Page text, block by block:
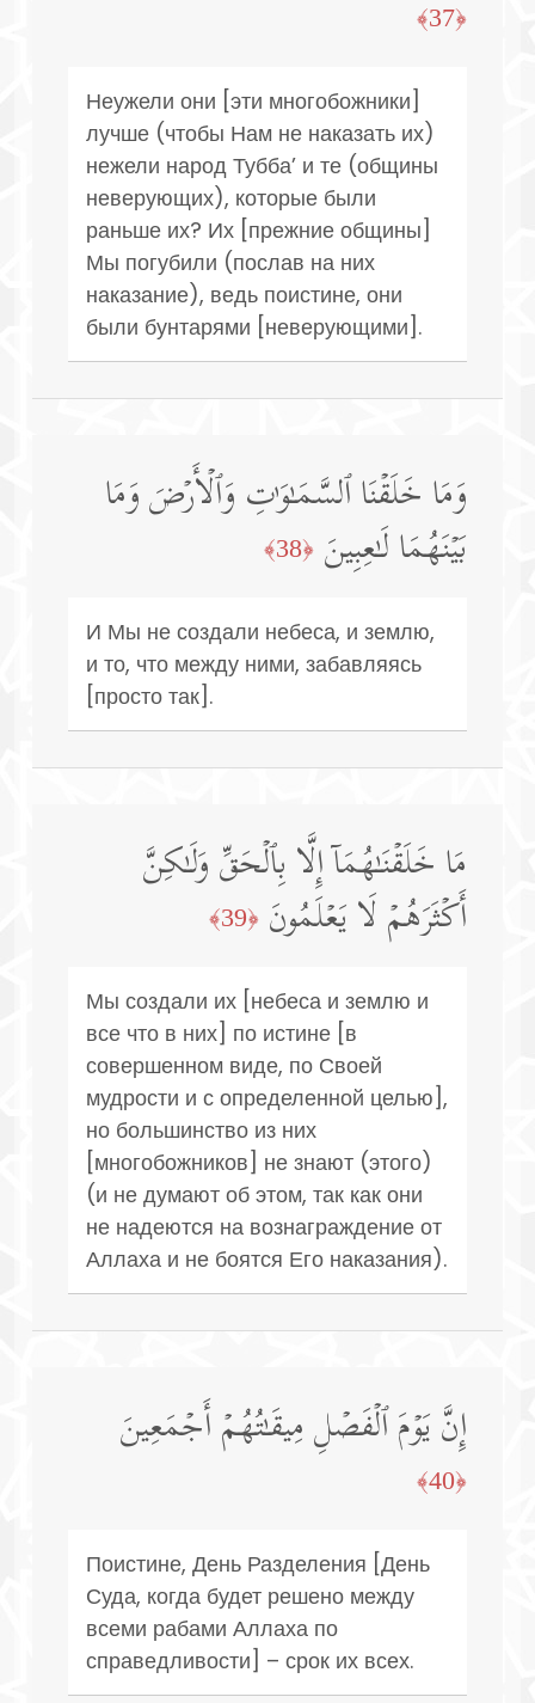
﴿37﴾
Неужели они [эти многобожники]
лучше (чтобы Нам не наказать их)
нежели народ Тубба’ и те (общины
неверующих), которые были
раньше их? Их [прежние общины]
Мы погубили (послав на них
наказание), ведь поистине, они
были бунтарями [неверующими].
وَمَا خَلَقۡنَا ٱلسَّمَـٰوَ ٰ⁠تِ وَٱلۡأَرۡضَ وَمَا
بَیۡنَهُمَا لَـٰعِبِینَ ﴿38﴾
И Мы не создали небеса, и землю,
и то, что между ними, забавляясь
[просто так].
مَا خَلَقۡنَـٰهُمَاۤ إِلَّا بِٱلۡحَقِّ وَلَـٰكِنَّ
أَكۡثَرَهُمۡ لَا یَعۡلَمُونَ ﴿39﴾
Мы создали их [небеса и землю и
все что в них] по истине [в
совершенном виде, по Своей
мудрости и с определенной целью],
но большинство из них
[многобожников] не знают (этого)
(и не думают об этом, так как они
не надеются на вознаграждение от
Аллаха и не боятся Его наказания).
إِنَّ یَوۡمَ ٱلۡفَصۡلِ مِیقَـٰتُهُمۡ أَجۡمَعِینَ
﴿40﴾
Поистине, День Разделения [День
Суда, когда будет решено между
всеми рабами Аллаха по
справедливости] – срок их всех.